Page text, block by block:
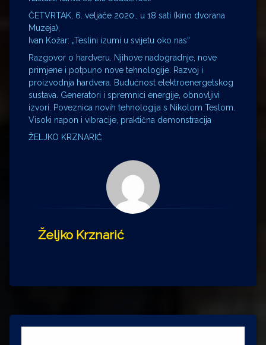
ČETVRTAK, 6. veljače 2020., u 18 sati (kino dvorana
Muzeja),
Ivan Kožar: „Teslini izumi u svijetu oko nas“
Razgovor o hardveru. Njihove nadogradnje, nove
primjene i potpuno nove tehnologije. Razvoj i
proizvodnja hardvera. Budućnost elektroenergetskog
sustava. Generatori i spremnici energije, obnovljivi
izvori. Poveznica novih tehnologija s Nikolom Teslom.
Visoki napon i vibracije, praktična demonstracija
ŽELJKO KRZNARIĆ
Željko Krznarić